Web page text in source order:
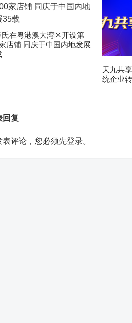
氏在粤港澳大湾区开设第
店铺 同庆于中国内地发展
天九共
统企业
回复
表评论，您必须先登录。